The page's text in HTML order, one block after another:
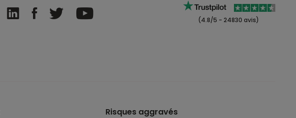
(4.8/5 - 24830 avis)
Risques aggravés